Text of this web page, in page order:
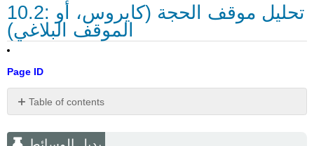
10.2: تحليل موقف الحجة (كايروس، أو
الموقف البلاغي)
Page ID
Table of contents
الوسائط